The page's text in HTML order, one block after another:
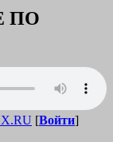
ПО
[Войти]